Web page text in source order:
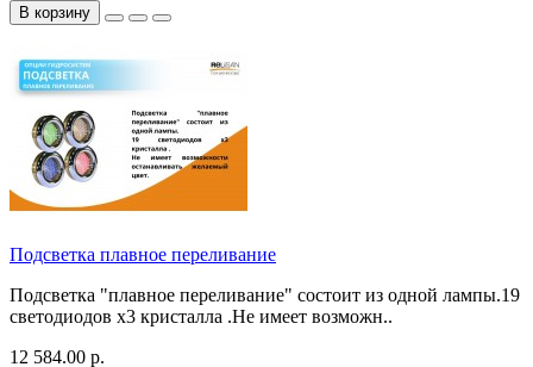
В корзину
Подсветка плавное переливание
Подсветка "плавное переливание" состоит из одной лампы.19
светодиодов х3 кристалла .Не имеет возможн..
12 584.00 р.